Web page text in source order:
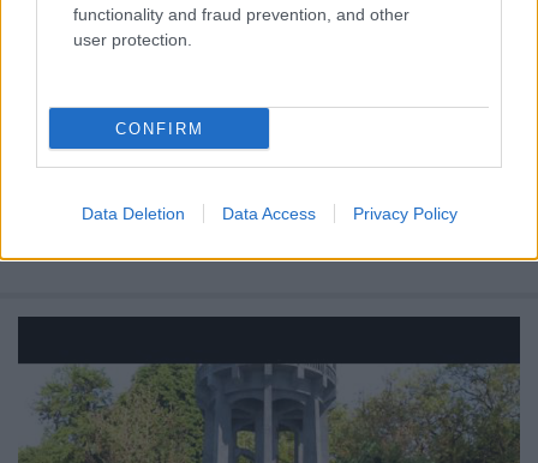
functionality and fraud prevention, and other
user protection.
CONFIRM
Data Deletion Data Access Privacy Policy
A város új turisztikai látványossága lehet a
rekonstrukcióra 487 ...
2015. február 06.